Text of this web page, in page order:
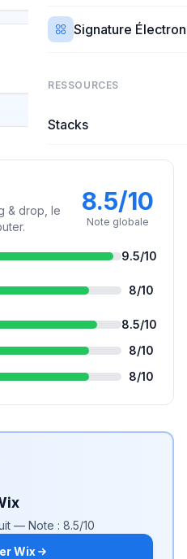
Signature
RESSOURCES
Stacks
& drop, le
8.5/10
Note globale
9.5/10
8/10
8.5/10
8/10
8/10
— Note : 8.5/10
Wix